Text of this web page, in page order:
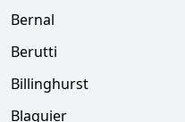
Bernal
Berutti
Billinghurst
Blaquier